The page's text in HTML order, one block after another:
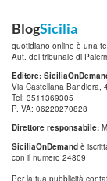
BlogSicilia
quotidiano online è una
Aut. del tribunale di
Editore:
Via Castellana Bandiera,
Tel: 3511369305
P.IVA: 06220270828
Direttore responsabile:
SiciliaOnDemand è
con il numero 24809